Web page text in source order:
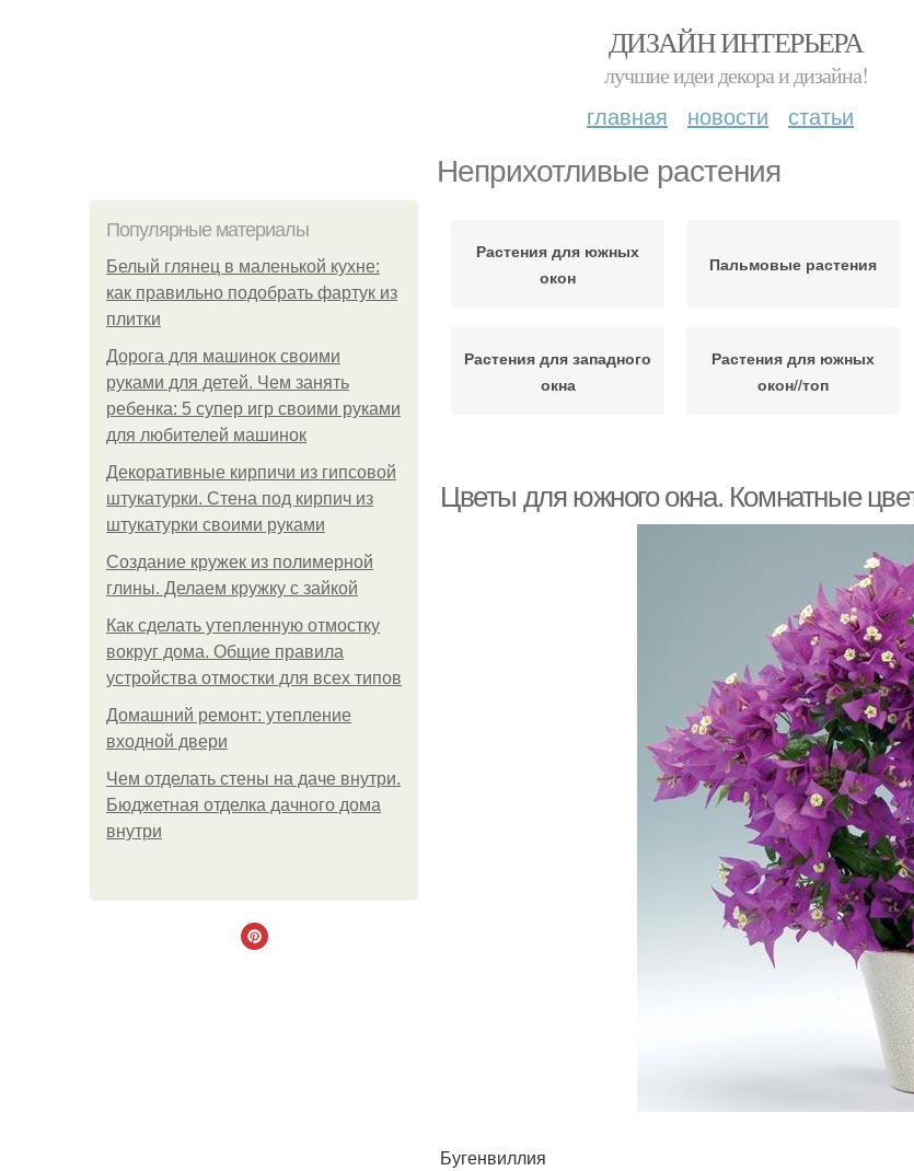
ДИЗАЙН ИНТЕРЬЕРА
лучшие идеи декора и дизайна!
главная новости статьи
Неприхотливые растения
Популярные материалы
Белый глянец в маленькой кухне:
как правильно подобрать фартук из
плитки
Дорога для машинок своими
руками для детей. Чем занять
ребенка: 5 супер игр своими руками
для любителей машинок
Декоративные кирпичи из гипсовой
штукатурки. Стена под кирпич из
штукатурки своими руками
Создание кружек из полимерной
глины. Делаем кружку с зайкой
Как сделать утепленную отмостку
вокруг дома. Общие правила
устройства отмостки для всех типов
Домашний ремонт: утепление
входной двери
Чем отделать стены на даче внутри.
Бюджетная отделка дачного дома
внутри
Растения для южных
окон
Пальмовые растения
Растения для западного
окна
Растения для южных
окон//топ
Цветы для южного окна. Комнатные
Бугенвиллия